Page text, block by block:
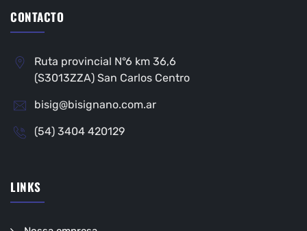
CONTACTO
Ruta provincial N°6 km 36,6
(S3013ZZA) San Carlos Centro
bisig@bisignano.com.ar
(54) 3404 420129
LINKS